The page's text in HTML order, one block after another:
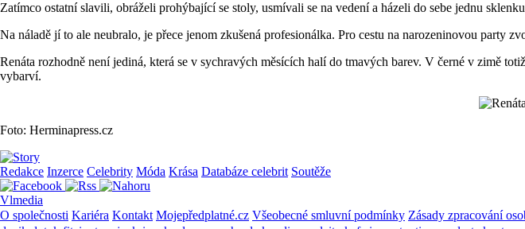
Zatímco ostatní slavili, obráželi prohýbající se stoly, usmívali se na vedení a házeli do sebe jednu
Na náladě jí to ale neubralo, je přece jenom zkušená profesionálka. Pro cestu na narozeninovou party
Renáta rozhodně není jediná, která se v sychravých měsících halí do tmavých barev. V černé v zimě
vybarví.
Foto: Herminapress.cz
Redakce Inzerce Celebrity Móda Krása Databáze celebrit Soutěže
Vlmedia
O společnosti Kariéra Kontakt Mojepředplatné.cz Všeobecné smluvní podmínky Zásady zpracování